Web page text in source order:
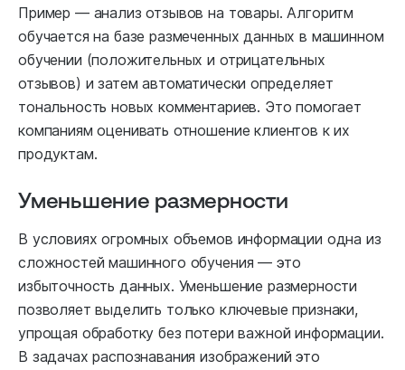
Пример — анализ отзывов на товары. Алгоритм
обучается на базе размеченных данных в машинном
обучении (положительных и отрицательных
отзывов) и затем автоматически определяет
тональность новых комментариев. Это помогает
компаниям оценивать отношение клиентов к их
продуктам.
Уменьшение размерности
В условиях огромных объемов информации одна из
сложностей машинного обучения — это
избыточность данных. Уменьшение размерности
позволяет выделить только ключевые признаки,
упрощая обработку без потери важной информации.
В задачах распознавания изображений это